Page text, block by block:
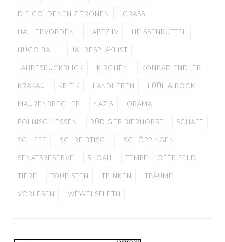
DIE GOLDENEN ZITRONEN GRASS
HALLERVORDEN HARTZ IV HEISSENBÜTTEL
HUGO BALL JAHRESPLAYLIST
JAHRESRÜCKBLICK KIRCHEN KONRAD ENDLER
KRAKAU KRITIK LANDLEBEN LÜÜL & BOCK
MAURENBRECHER NAZIS OBAMA
POLNISCH ESSEN RÜDIGER BIERHORST SCHAFE
SCHIFFE SCHREIBTISCH SCHÖPPINGEN
SENATSRESERVE SHOAH TEMPELHOFER FELD
TIERE TOURISTEN TRINKEN TRÄUME
VORLESEN WEWELSFLETH